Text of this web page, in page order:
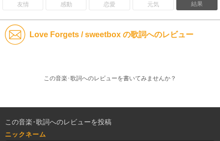
友情 感動 恋愛 元気 結果
Love Forgets / sweetbox の歌詞へのレビュー
この音楽･歌詞へのレビューを書いてみませんか？
この音楽･歌詞へのレビューを投稿
ニックネーム